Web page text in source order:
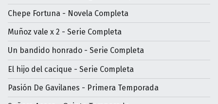
Chepe Fortuna - Novela Completa
Muñoz vale x 2 - Serie Completa
Un bandido honrado - Serie Completa
El hijo del cacique - Serie Completa
Pasión De Gavilanes - Primera Temporada